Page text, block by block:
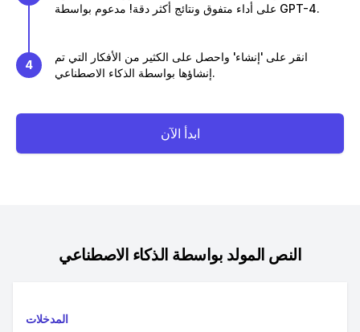
على أداء متفوق ونتائج أكثر دقة! مدعوم بواسطة GPT-4.
4
انقر على 'إنشاء' واحصل على الكثير من الأفكار التي تم
إنشاؤها بواسطة الذكاء الاصطناعي.
ابدأ الآن
النص المولد بواسطة الذكاء الاصطناعي
المدخلات